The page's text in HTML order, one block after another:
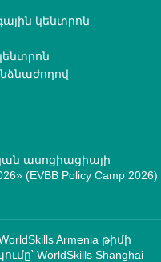
կենտրոն
ասոցիացիայի
(EVBB Policy Camp 2026)
Armenia թիմի
WorldSkills Shanghai